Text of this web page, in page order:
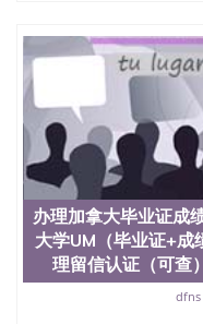
办理加拿大毕业证成
大学UM（毕业证+成
理留信认证（可查
dfns